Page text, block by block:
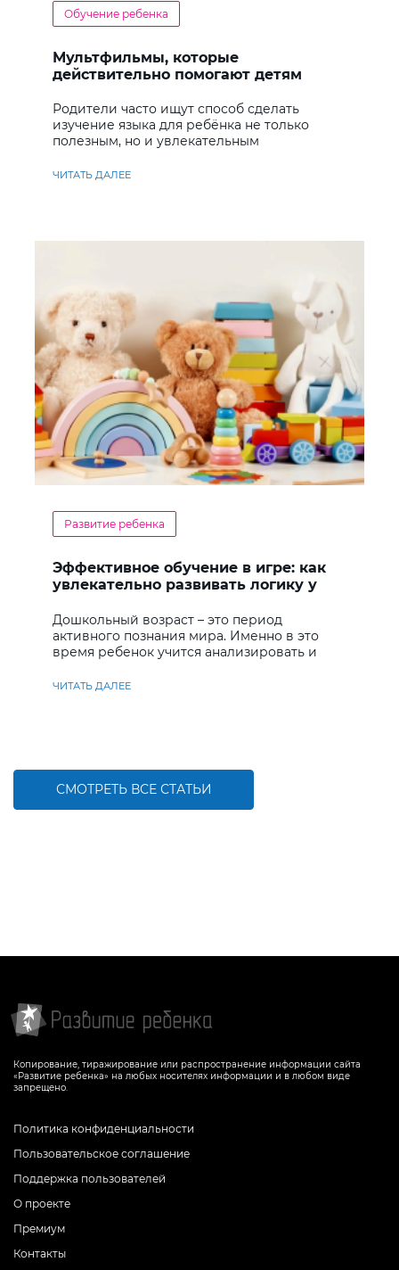
Обучение ребенка
Мультфильмы, которые
действительно помогают детям
Родители часто ищут способ сделать
изучение языка для ребёнка не только
полезным, но и увлекательным
ЧИТАТЬ ДАЛЕЕ
Развитие ребенка
Эффективное обучение в игре: как
увлекательно развивать логику у
Дошкольный возраст – это период
активного познания мира. Именно в это
время ребенок учится анализировать и
ЧИТАТЬ ДАЛЕЕ
СМОТРЕТЬ ВСЕ СТАТЬИ
Копирование, тиражирование или распространение информации сайта
«Развитие ребенка» на любых носителях информации и в любом виде
запрещено.
Политика конфиденциальности
Пользовательское соглашение
Поддержка пользователей
О проекте
Премиум
Контакты